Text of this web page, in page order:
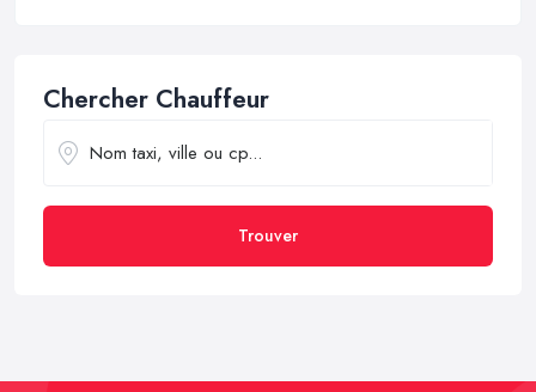
Chercher Chauffeur
Trouver